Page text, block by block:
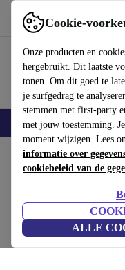
Cookie-
Onze producten en
hergebruikt. Dit laatste
tonen. Om dit goed te
je surfgedrag te
stemmen met first-party
met jouw toestemming.
moment wijzigen. Lees
informatie over
cookiebeleid van de
ALLE
Gebruik refurbed snel en
Smartphones Laptops
Home Producten
Je hebt je keuze al
keuzes, beide zijn geweldig
dezelfde chip. Hoe kies je